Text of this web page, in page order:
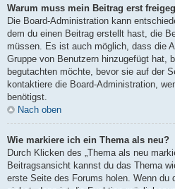
Warum muss mein Beitrag erst
Die Board-Administration kann
dem du einen Beitrag erstellt hast, die
müssen. Es ist auch möglich, dass die
Gruppe von Benutzern hinzugefügt hat,
begutachten möchte, bevor sie auf der
kontaktiere die Board-Administration,
benötigst.
Nach oben
Wie markiere ich ein Thema als neu?
Durch Klicken des „Thema als neu
Beitragsansicht kannst du das Thema
erste Seite des Forums holen. Wenn du